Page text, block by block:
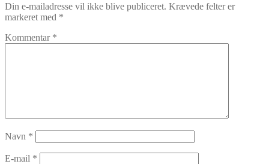
Din e-mailadresse vil ikke blive publiceret. Krævede felter er
markeret med *
Kommentar *
Navn *
E-mail *